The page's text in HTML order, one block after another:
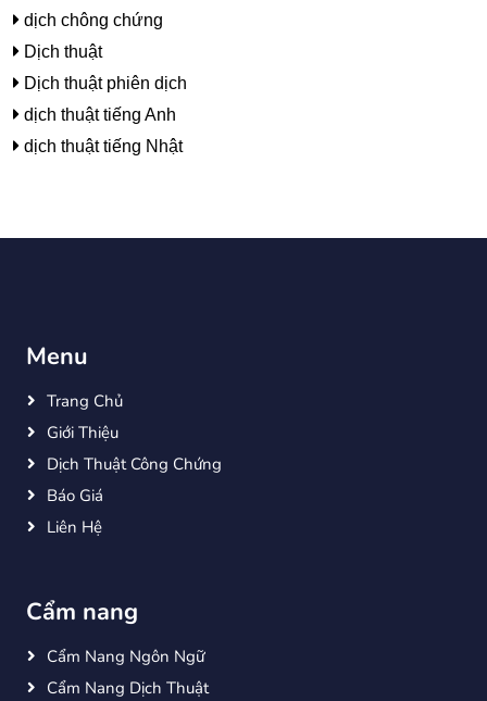
dịch chông chứng
Dịch thuật
Dịch thuật phiên dịch
dịch thuật tiếng Anh
dịch thuật tiếng Nhật
Menu
Trang Chủ
Giới Thiệu
Dịch Thuật Công Chứng
Báo Giá
Liên Hệ
Cẩm nang
Cẩm Nang Ngôn Ngữ
Cẩm Nang Dịch Thuật